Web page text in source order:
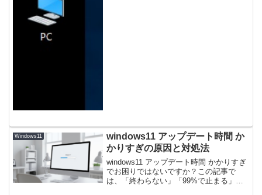
Windows11
windows11 アップデート時間 か
かりすぎの原因と対処法
windows11 アップデート時間 かかりすぎ
でお困りではないですか？この記事で
は、「終わらない」「99%で止まる」と